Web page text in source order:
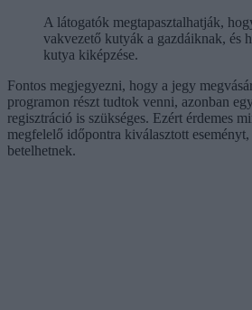
A látogatók megtapasztalhatják,
vakvezető kutyák a gazdáiknak, és
kutya kiképzése.
Fontos megjegyezni, hogy a jegy
programon részt tudtok venni, azonban
regisztráció is szükséges. Ezért érdemes
megfelelő időpontra kiválasztott
betelhetnek.